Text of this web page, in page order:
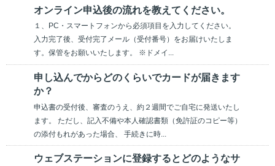
オンライン申込後の流れを教えてください。
１、PC・スマートフォンから必須項目を入力してください。
入力完了後、受付完了メール（受付番号）をお届けいたしま
す。保管をお願いいたします。 ※ドメイ...
申し込んでからどのくらいでカードが届きます
か？
申込書の受付後、審査のうえ、約２週間でご自宅に発送いたし
ます。 ただし、記入不備や本人確認書類（免許証のコピー等）
の添付もれがあった場合、 手続きに時...
ウェブステーションに登録するとどのようなサ